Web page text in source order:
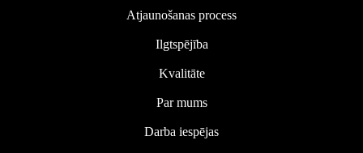
Atjaunošanas process
Ilgtspējība
Kvalitāte
Par mums
Darba iespējas